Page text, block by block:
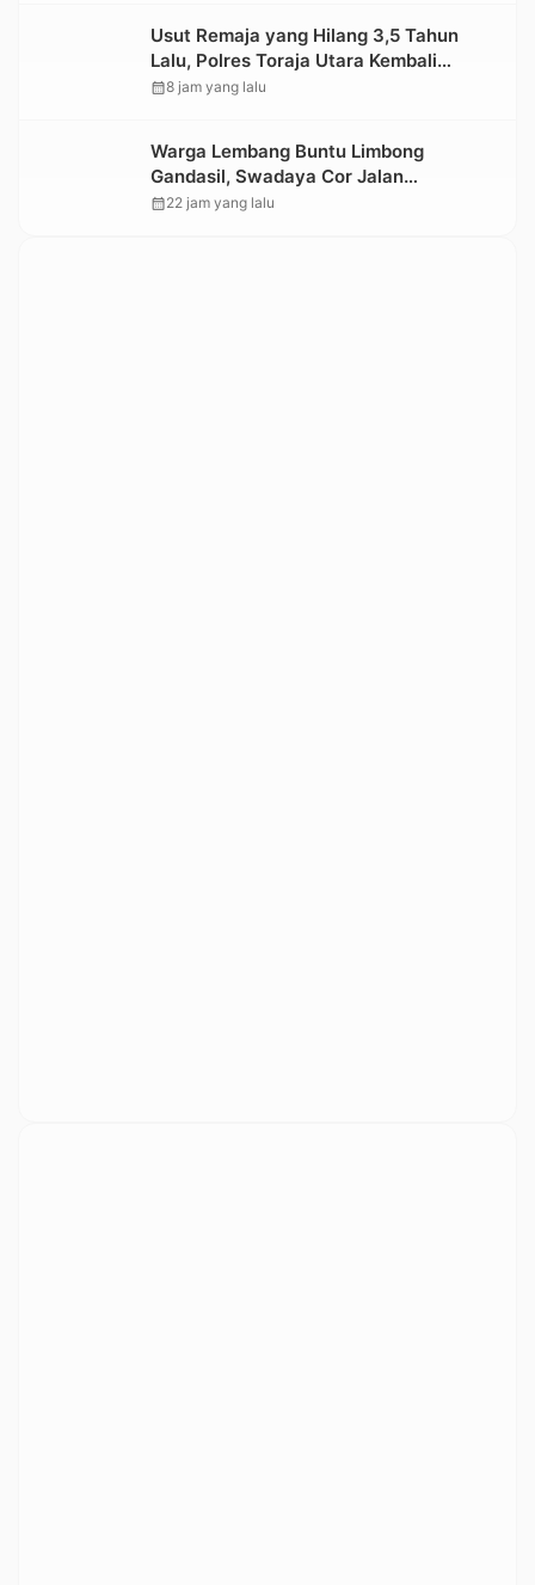
Usut Remaja yang Hilang 3,5 Tahun
Lalu, Polres Toraja Utara Kembali
Datangi TKP
calendar_month8 jam yang lalu
Warga Lembang Buntu Limbong
Gandasil, Swadaya Cor Jalan
Sepanjang 500 Meter
calendar_month22 jam yang lalu